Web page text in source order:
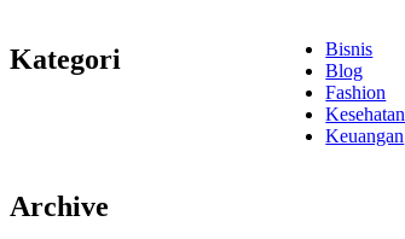
Kategori
Bisnis
Blog
Fashion
Kesehatan
Keuangan
Archive